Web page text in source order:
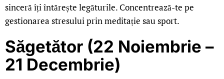
sinceră îți întărește legăturile. Concentrează-te pe
gestionarea stresului prin meditație sau sport.
Săgetător (22 Noiembrie –
21 Decembrie)